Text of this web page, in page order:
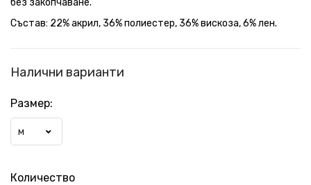
Състав: 22% акрил, 36% полиестер, 36% вискоза, 6% лен.
Налични варианти
Размер:
M
Количество